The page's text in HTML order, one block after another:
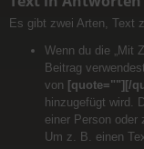
Es gibt zwei Arten, Text
Wenn du die „Mit
Beitrag
von [quote=""][/
hinzugefügt wird.
einer Person oder
Um z. B. einen